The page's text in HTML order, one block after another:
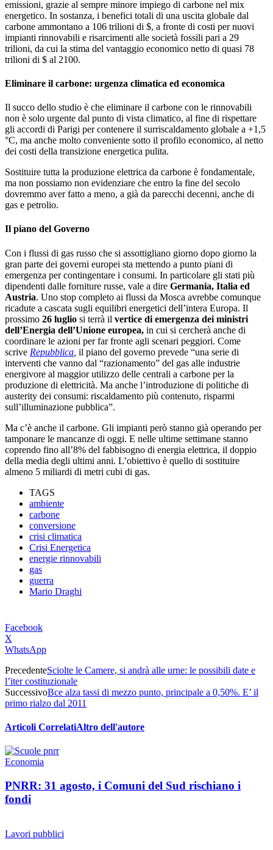
emissioni, grazie al sempre minore impiego di carbone nel mix
energetico. In sostanza, i benefici totali di una uscita globale dal
carbone ammontano a 106 trilioni di $, a fronte di costi per nuovi
impianti rinnovabili e risarcimenti alle società fossili pari a 29
trilioni, da cui la stima del vantaggio economico netto di quasi 78
trilioni di $ al 2100.
Eliminare il carbone: urgenza climatica ed economica
Il succo dello studio è che eliminare il carbone con le rinnovabili
non è solo urgente dal punto di vista climatico, al fine di rispettare
gli accordi di Parigi per contenere il surriscaldamento globale a +1,5
°C, ma anche molto conveniente sotto il profilo economico, al netto
dei costi della transizione energetica pulita.
Sostituire tutta la produzione elettrica da carbone è fondamentale,
ma non possiamo non evidenziare che entro la fine del secolo
dovremmo aver fatto a meno, a già da parecchi decenni, anche di
gas e petrolio.
Il piano del Governo
Con i flussi di gas russo che si assottigliano giorno dopo giorno la
gran parte dei governi europei sta mettendo a punto piani di
emergenza per contingentare i consumi. In particolare gli stati più
dipendenti dalle forniture russe, vale a dire Germania, Italia ed
Austria. Uno stop completo ai flussi da Mosca avrebbe comunque
ricadute a cascata sugli equilibri energetici dell’intera Europa. Il
prossimo 26 luglio si terrà il vertice di emergenza dei ministri
dell’Energia dell’Unione europea, in cui si cercherà anche di
coordinare le azioni per far fronte agli scenari peggiori. Come
scrive Repubblica il piano del governo prevede “una serie di
interventi che vanno dal “razionamento” del gas alle industrie
energivore al maggior utilizzo delle centrali a carbone per la
produzione di elettricità. Ma anche l’introduzione di politiche di
austerity dei consumi: riscaldamento più contenuto, risparmi
sull’illuminazione pubblica”.
Ma c’è anche il carbone. Gli impianti però stanno già operando per
tamponare le mancanze di oggi. E nelle ultime settimane stanno
coprendo fino all’8% del fabbisogno di energia elettrica, il doppio
della media degli ultimi anni. L’obiettivo è quello di sostituire
almeno 5 miliardi di metri cubi di gas.
TAGS
ambiente
carbone
conversione
crisi climatica
Crisi Energetica
energie rinnovabili
gas
guerra
Mario Draghi
Facebook
X
WhatsApp
PrecedenteSciolte le Camere, si andrà alle urne: le possibili date e
l’iter costituzionale
SuccessivoBce alza tassi di mezzo punto, principale a 0,50%. E’ il
primo rialzo dal 2011
Articoli CorrelatiAltro dell'autore
Economia
PNRR: 31 agosto, i Comuni del Sud rischiano i
fondi
Lavori pubblici